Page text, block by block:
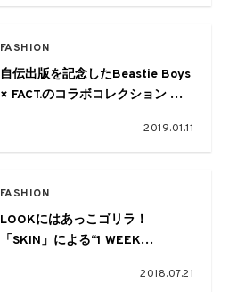
FASHION
自伝出版を記念したBeastie Boys
× FACT.のコラボコレクション 日
2019.01.11
FASHION
LOOKにはあっこゴリラ！
「SKIN」による“1 WEEK
2018.07.21